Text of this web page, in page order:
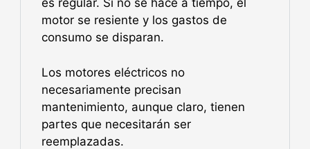
es regular. Si no se hace a tiempo, el
motor se resiente y los gastos de
consumo se disparan.
Los motores eléctricos no
necesariamente precisan
mantenimiento, aunque claro, tienen
partes que necesitarán ser
reemplazadas.